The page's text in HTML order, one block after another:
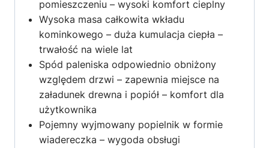
pomieszczeniu – wysoki komfort cieplny
Wysoka masa całkowita wkładu
kominkowego – duża kumulacja ciepła –
trwałość na wiele lat
Spód paleniska odpowiednio obniżony
względem drzwi – zapewnia miejsce na
załadunek drewna i popiół – komfort dla
użytkownika
Pojemny wyjmowany popielnik w formie
wiadereczka – wygoda obsługi